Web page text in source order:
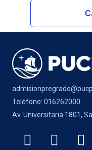
Teléfono: 016262000
Av. Universitaria 1801,